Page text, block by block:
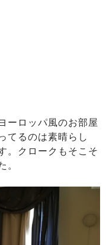
ーロッパ風のお部屋
てるのは素晴らし
。クロークもそこそ